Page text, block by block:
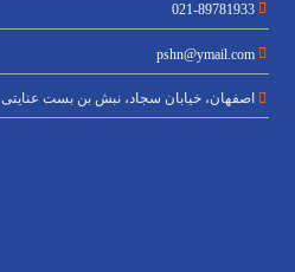
021-89781933
pshn@ymail.com
اصفهان، خیابان سجاد، نبش بن بست عنایتی